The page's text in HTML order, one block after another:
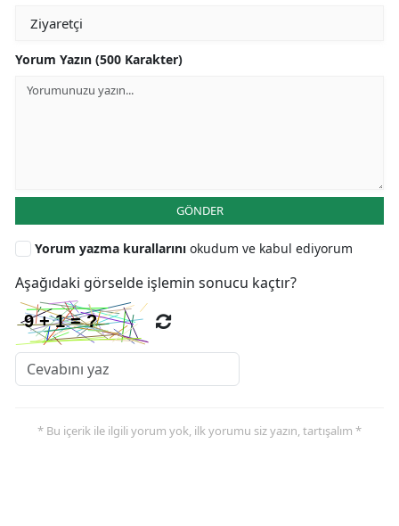
Yorum Yazın (500 Karakter)
GÖNDER
Yorum yazma kurallarını okudum ve kabul ediyorum
Aşağıdaki görselde işlemin sonucu kaçtır?
* Bu içerik ile ilgili yorum yok, ilk yorumu siz yazın, tartışalım *